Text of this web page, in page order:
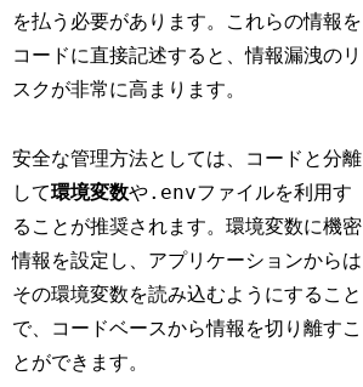
を払う必要があります。これらの情報を
コードに直接記述すると、情報漏洩のリ
スクが非常に高まります。
安全な管理方法としては、コードと分離
して環境変数や.envファイルを利用す
ることが推奨されます。環境変数に機密
情報を設定し、アプリケーションからは
その環境変数を読み込むようにすること
で、コードベースから情報を切り離すこ
とができます。